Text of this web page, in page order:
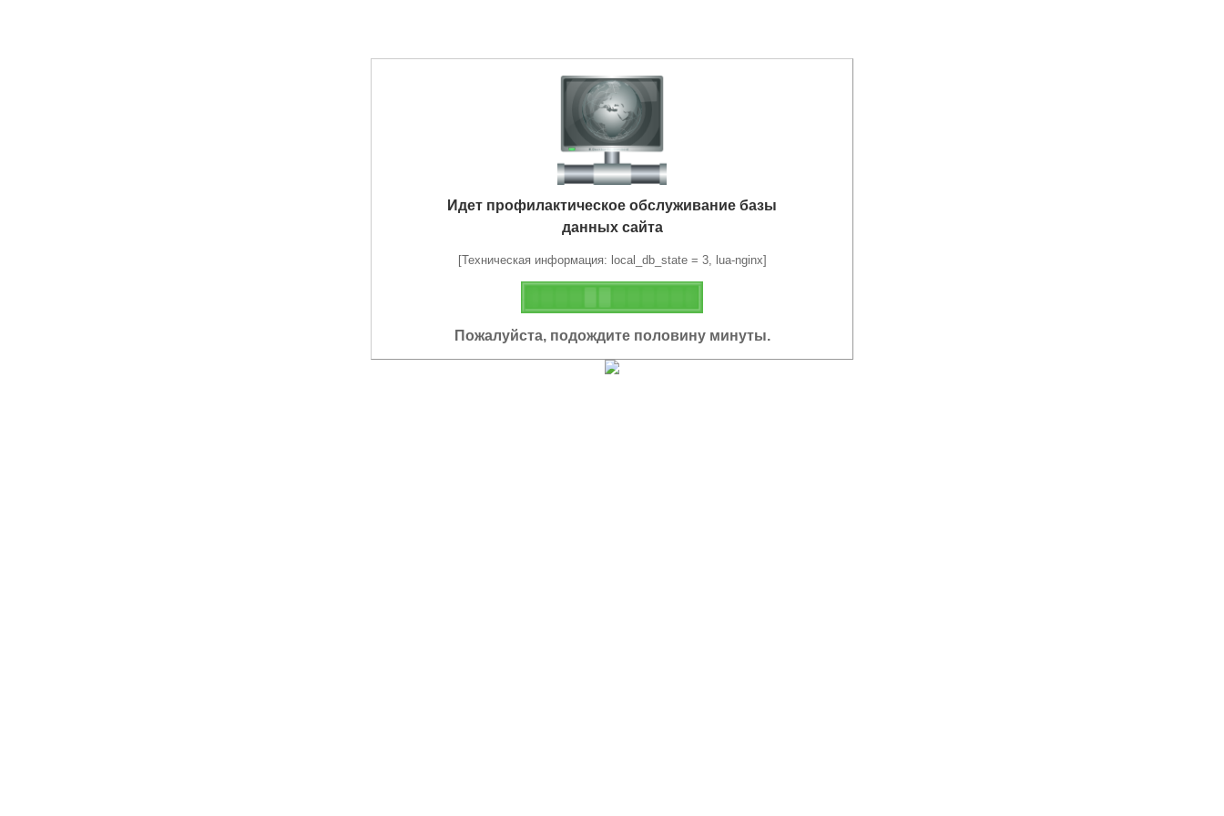
Идет профилактическое обслуживание базы
данных сайта
[Техническая информация: local_db_state = 3, lua-nginx]
Пожалуйста, подождите половину минуты.